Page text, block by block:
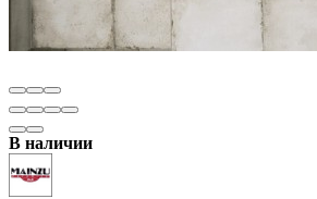
В наличии